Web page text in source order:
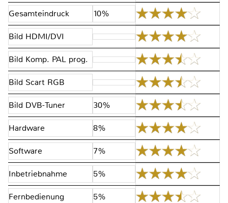
Gesamteindruck 10%
Bild HDMI/DVI
Bild Komp. PAL prog.
Bild Scart RGB
Bild DVB-Tuner 30%
Hardware 8%
Software 7%
Inbetriebnahme 5%
Fernbedienung 5%